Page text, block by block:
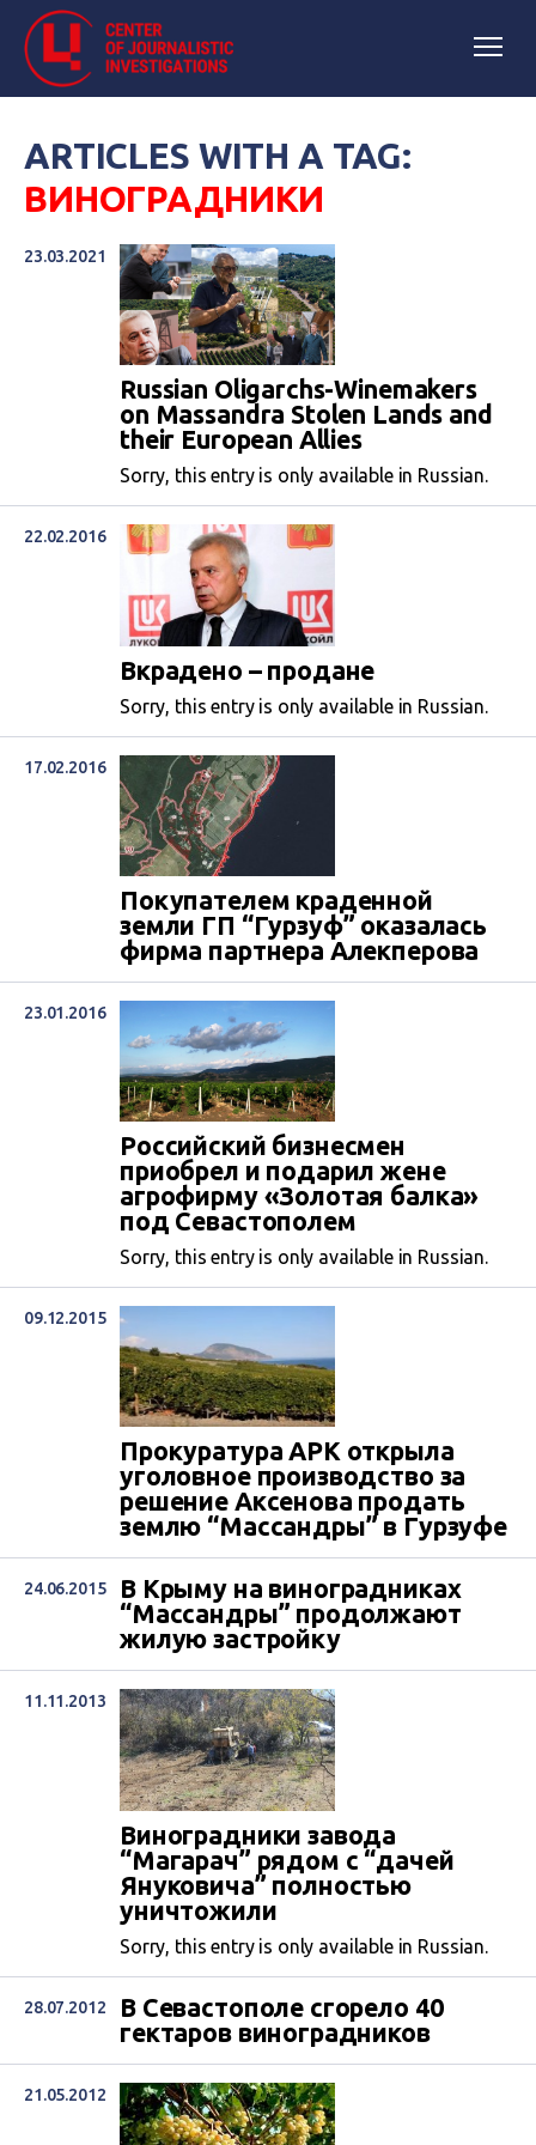
ARTICLES WITH A TAG:
ВИНОГРАДНИКИ
23.03.2021
Russian Oligarchs-Winemakers
on Massandra Stolen Lands and
their European Allies
Sorry, this entry is only available in Russian.
22.02.2016
Вкрадено – продане
Sorry, this entry is only available in Russian.
17.02.2016
Покупателем краденной
земли ГП “Гурзуф” оказалась
фирма партнера Алекперова
23.01.2016
Российский бизнесмен
приобрел и подарил жене
агрофирму «Золотая балка»
под Севастополем
Sorry, this entry is only available in Russian.
09.12.2015
Прокуратура АРК открыла
уголовное производство за
решение Аксенова продать
землю “Массандры” в Гурзуфе
24.06.2015
В Крыму на виноградниках
“Массандры” продолжают
жилую застройку
11.11.2013
Виноградники завода
“Магарач” рядом с “дачей
Януковича” полностью
уничтожили
Sorry, this entry is only available in Russian.
28.07.2012
В Севастополе сгорело 40
гектаров виноградников
21.05.2012